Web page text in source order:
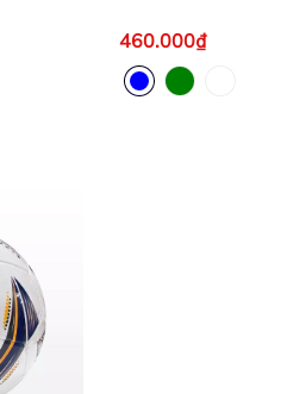
460.000₫